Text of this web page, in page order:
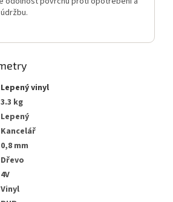
Lepený vinyl
3.3 kg
Lepený
Kancelář
0,8 mm
Dřevo
4V
Vinyl